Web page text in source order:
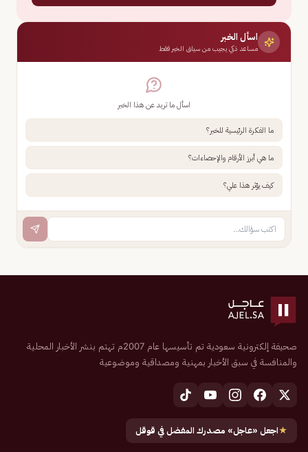
اسأل الخبر
مساعد ذكي يجيب من سياق الخبر فقط
اسأل ما تريد عن هذا الخبر
ما الفكرة الرئيسية للخبر؟
ما هي أبرز الأرقام والإحصاءات؟
كيف يؤثر هذا علي؟
صحيفة إلكترونية سعودية تم تأسيسها عام 2007م تهتم بنشر الأخبار المحلية
والمنافسة في سبق الأخبار بمهنية ومصداقية وموضوعية
★اجعل «عاجل» مصدرك المفضل في قوقل